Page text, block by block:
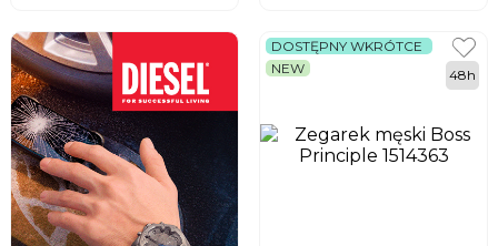
DOSTĘPNY WKRÓTCE
NEW
48h